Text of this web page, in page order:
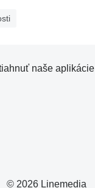
© 2026 Linemedia
naše aplikácie